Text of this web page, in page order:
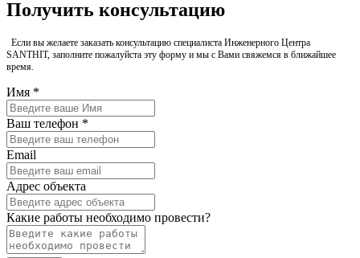
Получить консультацию
Если вы желаете заказать консультацию специалиста Инженерного Центра
SANTHIT, заполните пожалуйста эту форму и мы с Вами свяжемся в ближайшее
время.
Имя *
Ваш телефон *
Email
Адрес объекта
Какие работы необходимо провести?